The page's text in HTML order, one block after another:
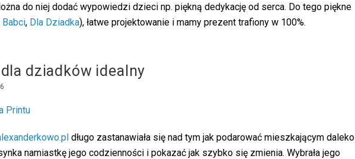
do niej dodać wypowiedzi dzieci np. piękną dedykację od serca. Do tego piękne
Babci, Dla Dziadka), łatwe projektowanie i mamy prezent trafiony w 100%.
dziadków idealny
długo zastanawiała się nad tym jak podarować mieszkającym daleko
namiastkę jego codzienności i pokazać jak szybko się zmienia. Wybrała jego